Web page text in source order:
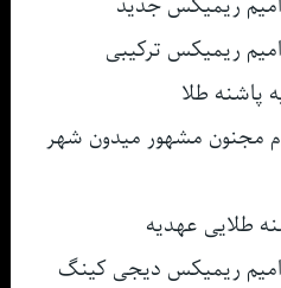
ریمیکس ترکیبی
پاشنه طلا
مجنون مشهور میدون شهر
طلایی عهدیه
ریمیکس دیجی کینگ